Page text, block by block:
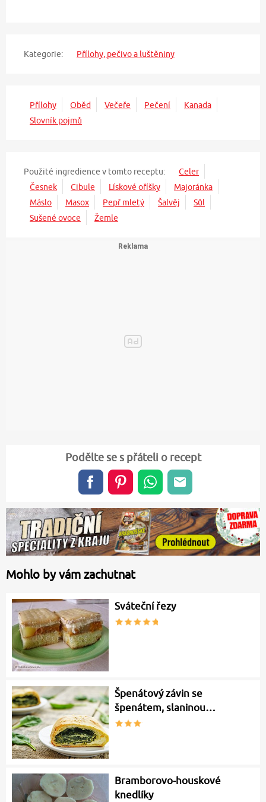
Kategorie: Přílohy, pečivo a luštěniny
Přílohy Oběd Večeře Pečení
Kanada
Slovník pojmů
Použité ingredience v tomto receptu:
Celer
Česnek
Cibule Lískové oříšky
Majoránka
Máslo
Masox Pepř mletý Šalvěj
Sůl
Sušené ovoce
Žemle
Podělte se s přáteli o recept
Mohlo by vám zachutnat
Sváteční řezy
Špenátový závin se
špenátem, slaninou…
Bramborovo-houskové
knedlíky